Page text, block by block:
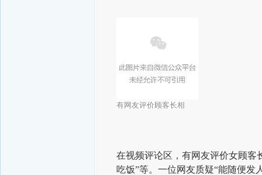
有网友评价顾客长相
在视频评论区，有网友评价女顾客
吃饭”等。一位网友质疑“能随便发